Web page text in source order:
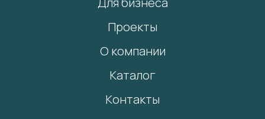
Проекты
О компании
Каталог
Контакты